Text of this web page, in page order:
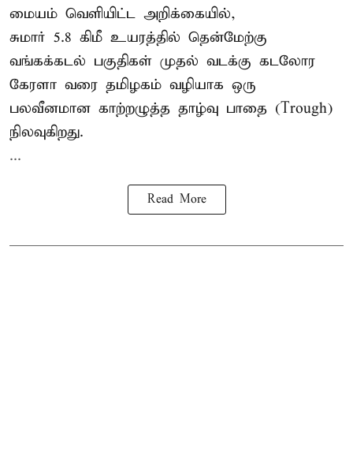
மையம் வெளியிட்ட அறிக்கையில்,
சுமார் 5.8 கிமீ உயரத்தில் தென்மேற்கு
வங்கக்கடல் பகுதிகள் முதல் வடக்கு கடலோர
கேரளா வரை தமிழகம் வழியாக ஒரு
பலவீனமான காற்றழுத்த தாழ்வு பாதை (Trough)
நிலவுகிறது.
...
Read More